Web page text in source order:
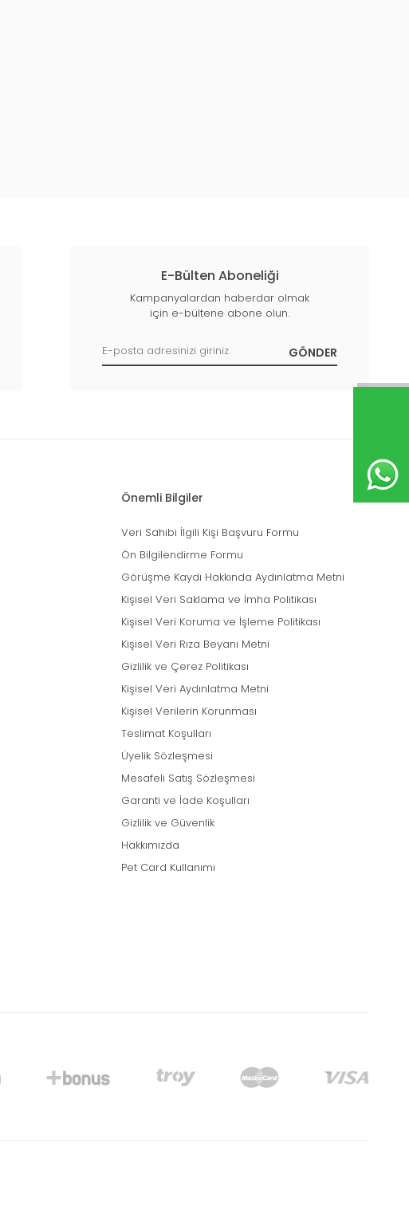
E-Bülten Aboneliği
Kampanyalardan haberdar olmak
için e-bültene abone olun.
Önemli Bilgiler
Veri Sahibi İlgili Kişi Başvuru Formu
Ön Bilgilendirme Formu
Görüşme Kaydı Hakkında Aydınlatma Metni
Kişisel Veri Saklama ve İmha Politikası
Kişisel Veri Koruma ve İşleme Politikası
Kişisel Veri Rıza Beyanı Metni
Gizlilik ve Çerez Politikası
Kişisel Veri Aydınlatma Metni
Kişisel Verilerin Korunması
Teslimat Koşulları
Üyelik Sözleşmesi
Mesafeli Satış Sözleşmesi
Garanti ve İade Koşulları
Gizlilik ve Güvenlik
Hakkımızda
Pet Card Kullanımı